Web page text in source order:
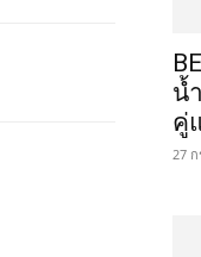
น้
คู่
27